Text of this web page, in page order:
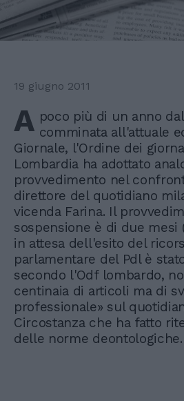
19 giugno 2011
A poco più di un anno
comminata all'attuale
Giornale, l'Ordine dei
Lombardia ha adottato
provvedimento nel
direttore del quotidiano
vicenda Farina. Il
sospensione è di due mesi
in attesa dell'esito del
parlamentare del Pdl è
secondo l'Odf lombardo,
centinaia di articoli ma di
professionale» sul
Circostanza che ha fatto
delle norme deontologiche.